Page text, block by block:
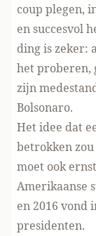
coup plegen,
en succesvol
ding is zeker:
het proberen,
zijn
Bolsonaro.
Het idee dat
betrokken
moet ook
Amerikaanse
en 2016 vond
presidenten.